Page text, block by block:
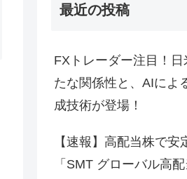
最近の投稿
FXトレーダー注目！
たな関係性と、AIによ
成技術が登場！
【速報】高配当株で安
「SMT グローバル高